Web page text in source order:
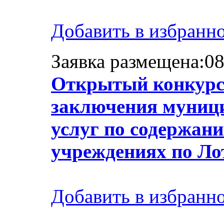
Добавить в
Заявка
Открытый
заключения
услуг по
учреждениях по
Добавить в